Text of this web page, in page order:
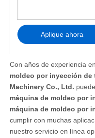
Aplique ahora
Con años de experiencia
moldeo por inyección de
Machinery Co., Ltd.
máquina de moldeo por
máquina de moldeo por
cumplir con muchas
nuestro servicio en línea